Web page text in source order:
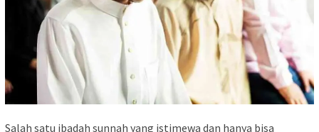
Salah satu ibadah sunnah yang istimewa dan hanya bisa